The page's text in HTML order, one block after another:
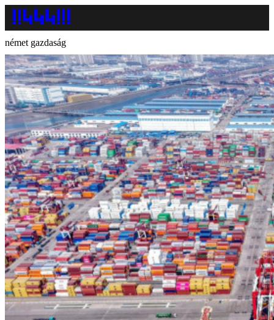
német gazdaság